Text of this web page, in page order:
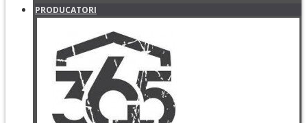
PRODUCATORI